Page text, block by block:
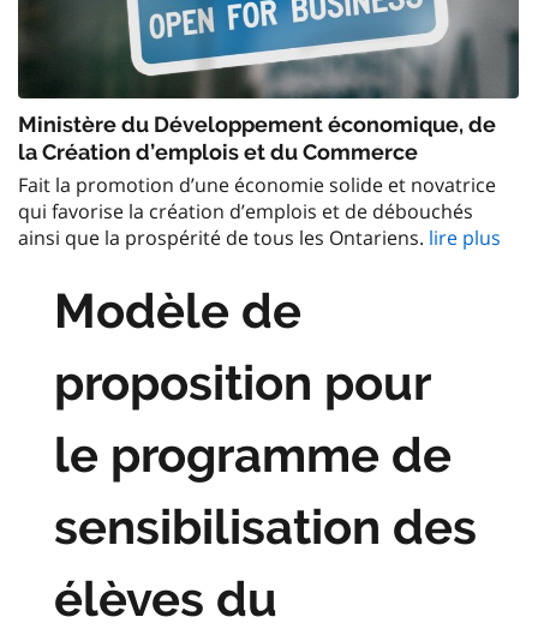
Ministère du Développement économique, de
la Création d’emplois et du Commerce
Fait la promotion d’une économie solide et novatrice
qui favorise la création d’emplois et de débouchés
ainsi que la prospérité de tous les Ontariens. lire plus
Modèle de
proposition pour
le programme de
sensibilisation des
élèves du